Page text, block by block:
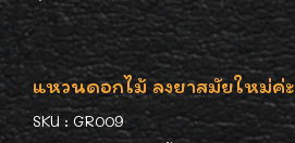
แหวนดอกไม้ ลงยาสมัยใหม่ค่ะ
SKU : GR009